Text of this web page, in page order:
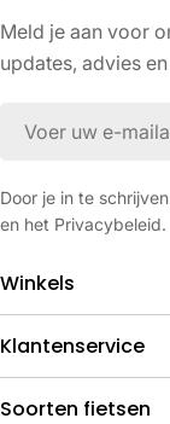
Meld je aan voor
updates, advies
Door je in te
en het Privacybeleid.
Winkels
Klantenservice
Soorten fietsen